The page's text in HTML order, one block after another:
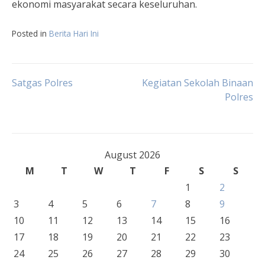
ekonomi masyarakat secara keseluruhan.
Posted in Berita Hari Ini
Post
Satgas Polres
Kegiatan Sekolah Binaan
Polres
August 2026
M
T W T F S
S
1
2
3
4 5 6 7 8
9
10
11 12 13 14 15
16
17
18 19 20 21 22
23
24
25 26 27 28 29
30